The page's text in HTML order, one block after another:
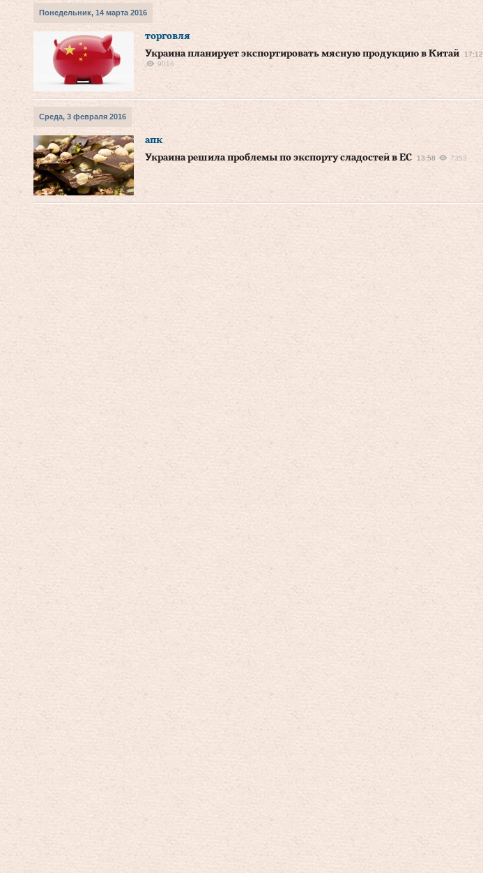
Понедельник, 14 марта 2016
торговля
Украина планирует экспортировать мясную продукцию в Китай
17:12
9016
Среда, 3 февраля 2016
апк
Украина решила проблемы по экспорту сладостей в ЕС
13:58 7353